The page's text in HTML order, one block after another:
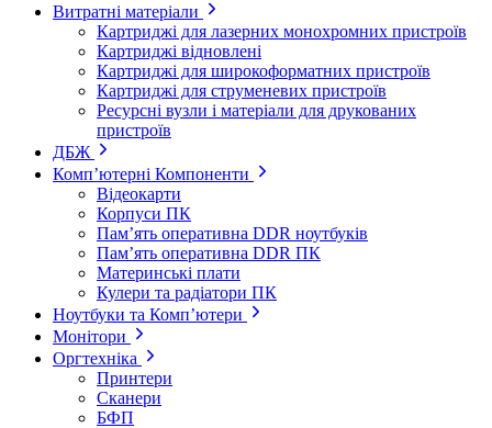
Витратні матеріали
Картриджі для лазерних монохромних пристроїв
Картриджі відновлені
Картриджі для широкоформатних пристроїв
Картриджі для струменевих пристроїв
Ресурсні вузли і матеріали для друкованих
пристроїв
ДБЖ
Комп’ютерні Компоненти
Відеокарти
Корпуси ПК
Пам’ять оперативна DDR ноутбуків
Пам’ять оперативна DDR ПК
Материнські плати
Кулери та радіатори ПК
Ноутбуки та Комп’ютери
Монітори
Оргтехніка
Принтери
Сканери
БФП